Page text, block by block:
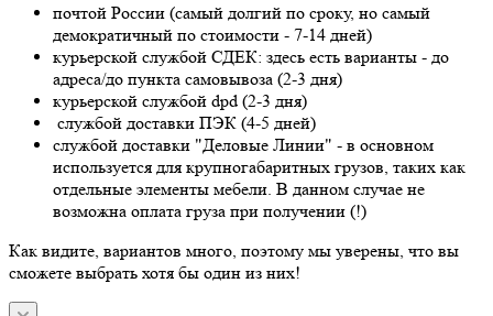
почтой России (самый долгий по сроку, но самый
демократичный по стоимости - 7-14 дней)
курьерской службой СДЕК: здесь есть варианты - до
адреса/до пункта самовывоза (2-3 дня)
курьерской службой dpd (2-3 дня)
службой доставки ПЭК (4-5 дней)
службой доставки "Деловые Линии" - в основном
используется для крупногабаритных грузов, таких как
отдельные элементы мебели. В данном случае не
возможна оплата груза при получении (!)
Как видите, вариантов много, поэтому мы уверены, что вы
сможете выбрать хотя бы один из них!